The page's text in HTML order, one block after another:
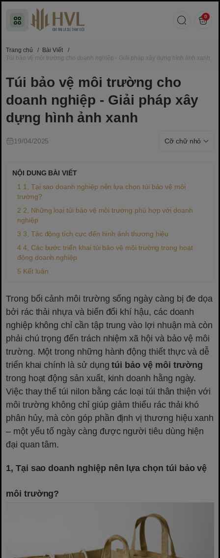
0
Trang chủ / Bài Viết
/
Túi bảo vệ môi trường cho doanh nghiệp - Giải pháp xây dựng hình ảnh xanh
Túi bảo vệ môi trường cho
doanh nghiệp - Giải pháp xây
dựng hình ảnh xanh
19/04/2025
NỘI DUNG BÀI VIẾT
1, Tại sao doanh nghiệp nên lựa chọn túi bảo vệ môi
trường?
2, Những loại túi bảo vệ môi trường phù hợp với doanh
nghiệp
3, Tác động tích cực đến hình ảnh thương hiệu
4, Các bước triển khai túi bảo vệ môi trường trong hoạt
động doanh nghiệp
Kết luận
Trong bối cảnh môi trường sống ngày càng bị đe dọa
bởi rác thải nhựa và biến đổi khí hậu, các doanh
nghiệp không chỉ cần tập trung vào lợi nhuận mà còn
phải chú trọng đến trách nhiệm xã hội và bảo vệ môi
trường. Một trong những hành động thiết thực và dễ
triển khai chính là sử dụngtúi bảo vệ môi trường
trong hoạt động sản xuất, kinh doanh hằng ngày.
Việc thay thế túi nilon bằng các loại túi thân thiện với
môi trường không chỉ giúp giảm thiểu rác thải khó
phân hủy, mà còn góp phần định vị thương hiệu xanh
– một yếu tố ngày càng được người tiêu dùng hiện
đại quan tâm.
1, Tại sao doanh nghiệp nên lựa chọn túi bảo vệ
môi trường?